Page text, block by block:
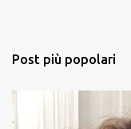
Post più popolari